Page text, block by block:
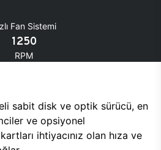
Fan Sistemi
1250
RPM
sabit disk ve optik sürücü, en
ve opsiyonel
ihtiyacınız olan hıza ve